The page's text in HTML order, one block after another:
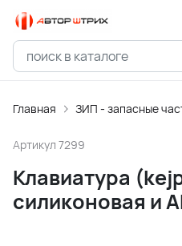
Главная ЗИП - запасные
Артикул 7299
Клавиатура
силиконовая и